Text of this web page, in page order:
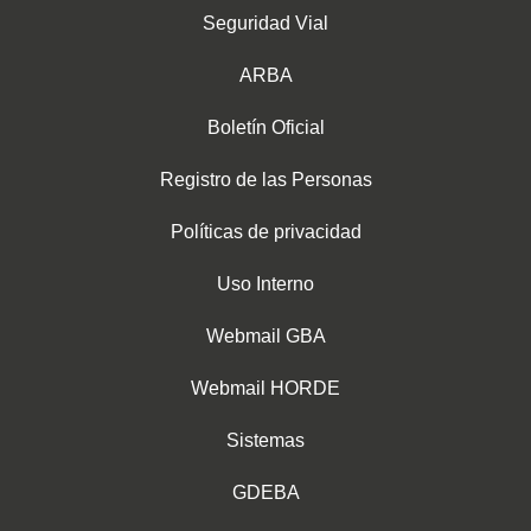
Seguridad Vial
ARBA
Boletín Oficial
Registro de las Personas
Políticas de privacidad
Uso Interno
Webmail GBA
Webmail HORDE
Sistemas
GDEBA